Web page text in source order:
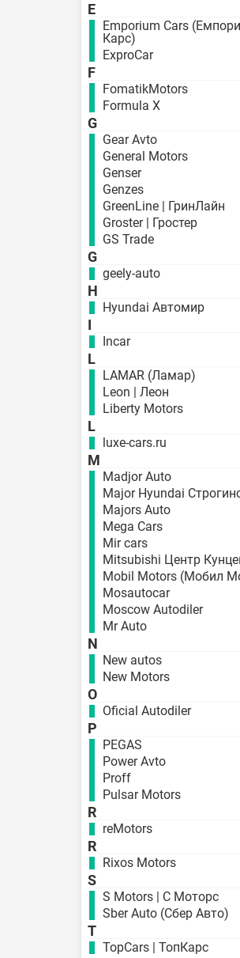
E
Emporium Cars
Карс)
ExproCar
F
FomatikMotors
Formula X
G
Gear Avto
General Motors
Genser
Genzes
GreenLine | ГринЛайн
Groster | Гростер
GS Trade
G
geely-auto
H
Hyundai Автомир
I
Incar
L
LAMAR (Ламар)
Leon | Леон
Liberty Motors
L
luxe-cars.ru
M
Madjor Auto
Major Hyundai
Majors Auto
Mega Cars
Mir cars
Mitsubishi Центр
Mobil Motors (Мобил
Mosautocar
Moscow Autodiler
Mr Auto
N
New autos
New Motors
O
Oficial Autodiler
P
PEGAS
Power Avto
Proff
Pulsar Motors
R
reMotors
R
Rixos Motors
S
S Motors | С Моторс
Sber Auto (Сбер Авто)
T
TopCars | ТопКарс